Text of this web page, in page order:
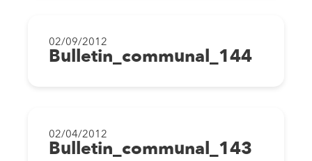
02/09/2012
Bulletin_communal_144
02/04/2012
Bulletin_communal_143